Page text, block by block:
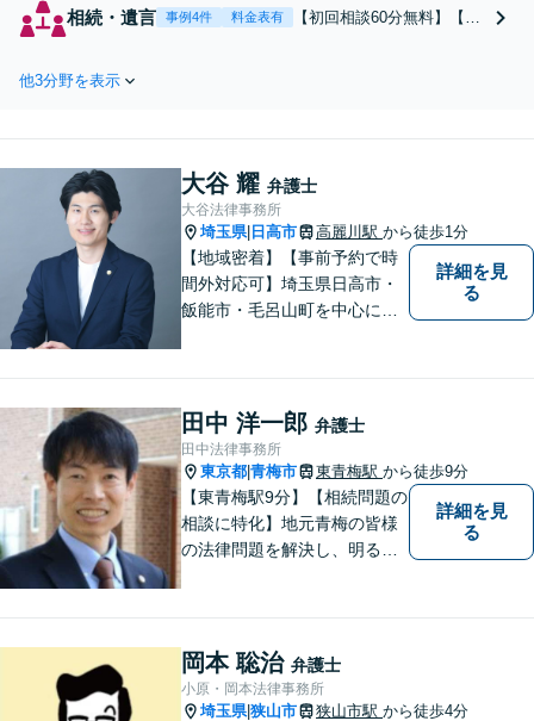
況を丁寧にお聞きし
相続・遺言 事例4件 料金表有
【初回相談60分無料】【全
続税対策等お任せくださ
【解決実績豊富】【電話相
他3分野を表示
大谷 耀 弁護士
大谷法律事務所
埼玉県| 日高市 高麗川駅 から徒歩1分
【地域密着】【事前予約で時
間外対応可】埼玉県日高市・
飯能市・毛呂山町を中心に、
て、依頼者様に納得いただけ
る解決を目指します。
詳細を見
る
田中 洋一郎 弁護士
田中法律事務所
東京都 青梅市 東青梅駅 から徒歩9分
【東青梅駅9分】【相続問題の
相談に特化】地元青梅の皆様
の法律問題を解決し、明るく
の心に寄り添ったサポートを
心がけております。まずはお
気軽にご相談ください。
詳細を見
る
岡本 聡治 弁護士
小原・岡本法律事務所
埼玉県|狭山市 狭山市駅 から徒歩4分